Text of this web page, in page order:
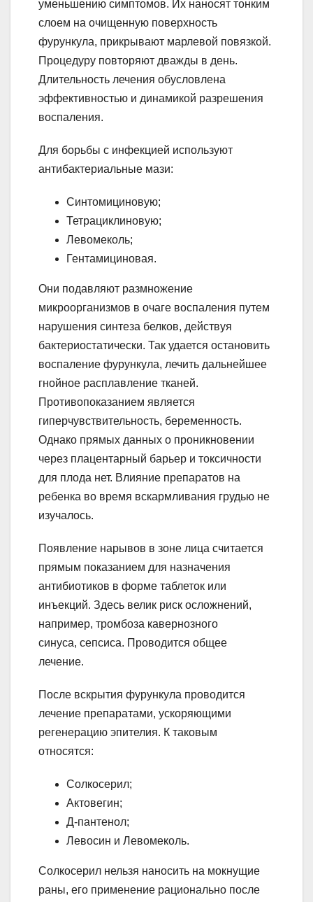
уменьшению симптомов. Их наносят тонким
слоем на очищенную поверхность
фурункула, прикрывают марлевой повязкой.
Процедуру повторяют дважды в день.
Длительность лечения обусловлена
эффективностью и динамикой разрешения
воспаления.
Для борьбы с инфекцией используют
антибактериальные мази:
Синтомициновую;
Тетрациклиновую;
Левомеколь;
Гентамициновая.
Они подавляют размножение
микроорганизмов в очаге воспаления путем
нарушения синтеза белков, действуя
бактериостатически. Так удается остановить
воспаление фурункула, лечить дальнейшее
гнойное расплавление тканей.
Противопоказанием является
гиперчувствительность, беременность.
Однако прямых данных о проникновении
через плацентарный барьер и токсичности
для плода нет. Влияние препаратов на
ребенка во время вскармливания грудью не
изучалось.
Появление нарывов в зоне лица считается
прямым показанием для назначения
антибиотиков в форме таблеток или
инъекций. Здесь велик риск осложнений,
например, тромбоза кавернозного
синуса, сепсиса. Проводится общее
лечение.
После вскрытия фурункула проводится
лечение препаратами, ускоряющими
регенерацию эпителия. К таковым
относятся:
Солкосерил;
Актовегин;
Д-пантенол;
Левосин и Левомеколь.
Солкосерил нельзя наносить на мокнущие
раны, его применение рационально после